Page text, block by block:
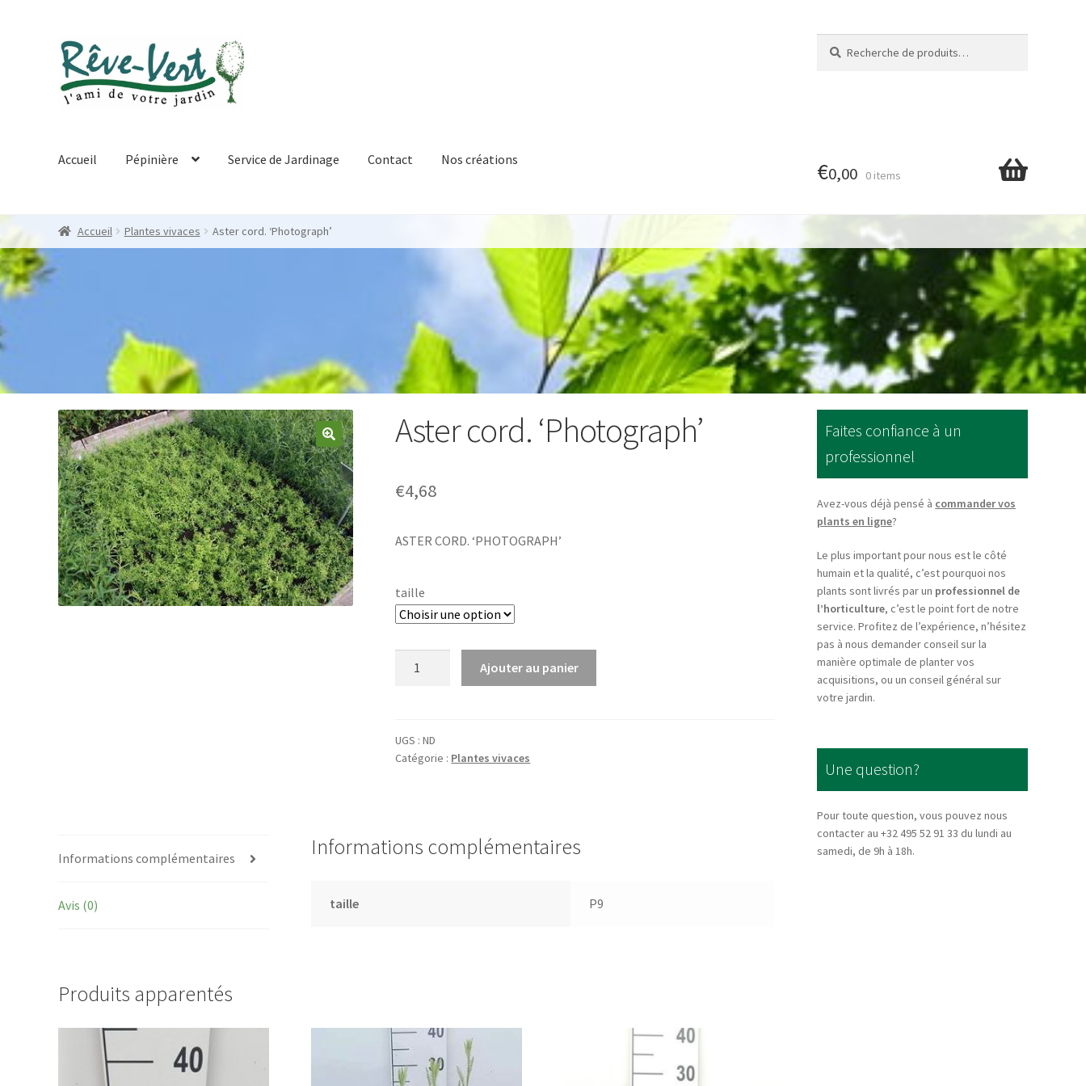
Skip
to
navigation
Skip
to
content
pour :
Accueil Pépinière Service de Jardinage Contact Nos créations €0,00 0 items
Accueil Plantes vivaces Aster cord. ‘Photograph’
Aster cord. ‘Photograph’
€4,68
ASTER CORD. ‘PHOTOGRAPH’
taille
'Photograph'
Ajouter au panier
UGS :ND
Catégorie : Plantes vivaces
Informations complémentaires
Avis (0)
Informations complémentaires
taille P9
Produits apparentés
Faites confiance à un
professionnel
Avez-vous déjà pensé à commander vos
plants en ligne?
Le plus important pour nous est le côté
humain et la qualité, c’est pourquoi nos
plants sont livrés par un professionnel de
l’horticulture, c’est le point fort de notre
service. Profitez de l’expérience, n’hésitez
pas à nous demander conseil sur la
manière optimale de planter vos
acquisitions, ou un conseil général sur
votre jardin.
Une question?
Pour toute question, vous pouvez nous
contacter au +32 495 52 91 33 du lundi au
samedi, de 9h à 18h.